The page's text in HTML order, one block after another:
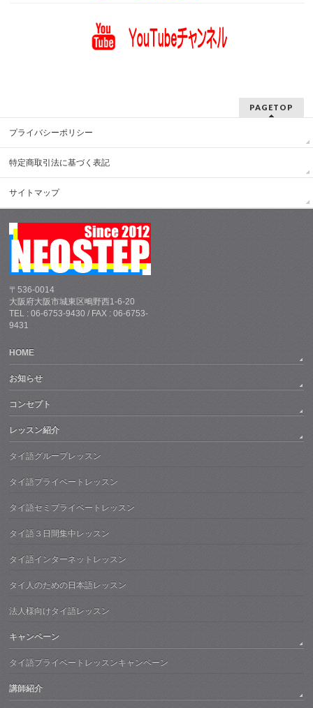
PAGETOP
プライバシーポリシー
特定商取引法に基づく表記
サイトマップ
〒536-0014
大阪府大阪市城東区鴫野西1-6-20
TEL : 06-6753-9430 / FAX : 06-6753-
9431
HOME
お知らせ
コンセプト
レッスン紹介
タイ語グループレッスン
タイ語プライベートレッスン
タイ語セミプライベートレッスン
タイ語３日間集中レッスン
タイ語インターネットレッスン
タイ人のための日本語レッスン
法人様向けタイ語レッスン
キャンペーン
タイ語プライベートレッスンキャンペーン
講師紹介